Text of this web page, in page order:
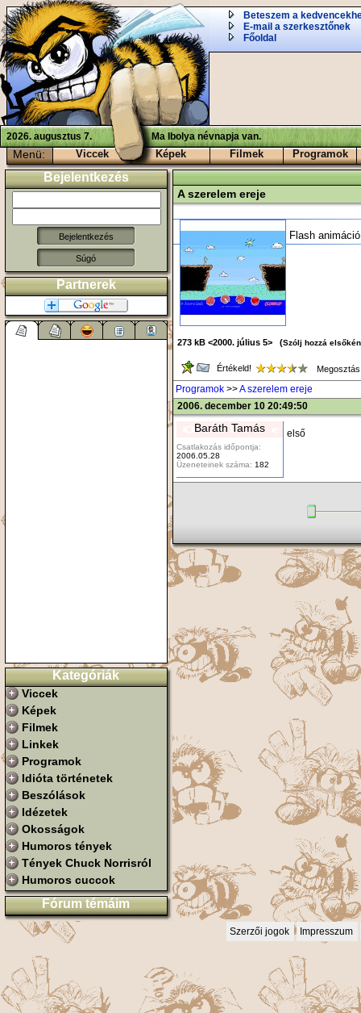
Beteszem a
E-mail a szerkesztőnek
Főoldal
2026. augusztus 7. Ma Ibolya névnapja van.
Menü: Viccek Képek Filmek Programok
Bejelentkezés
Súgó
Partnerek
Kategóriák
Viccek
Képek
Filmek
Linkek
Programok
Idióta történetek
Beszólások
Idézetek
Okosságok
Humoros tények
Tények Chuck Norrisról
Humoros cuccok
Fórum témáim
A szerelem ereje
Flash
273 kB <2000. július 5> (Szólj hozzá
Értékeld!
Programok >>A szerelem ereje
2006. december 10 20:49:50
Baráth Tamás
Csatlakozás időpontja:
2006.05.28
Üzeneteinek száma: 182
első
Szerzői jogok Impresszum